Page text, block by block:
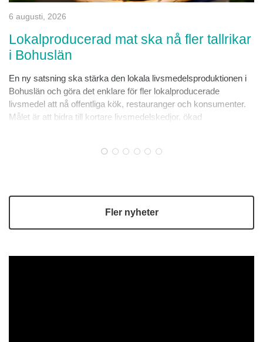
6 augusti, 2026
Lokalproducerad mat ska nå fler tallrikar
i Bohuslän
En ny satsning ska stärka den lokala livsmedelsproduktionen i
Bohuslän och göra det enklare för fler lokalproducerade
livsmedel att nå offentliga kök, restauranger och konsumenter.
Målet är att bidra till kortare livsmedelskedjor, ökad
men möter utmaningar när det gäller logistik, …
Fler nyheter